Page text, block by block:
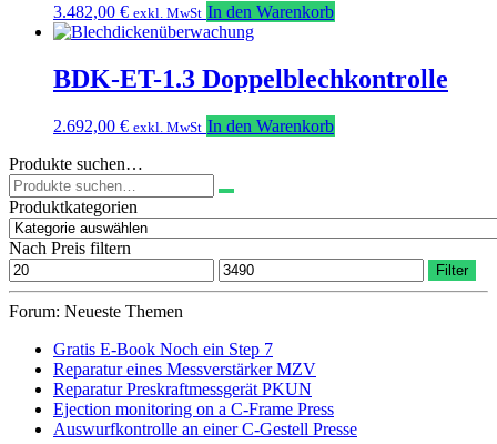
3.482,00 € exkl. MwSt In den Warenkorb
BDK-ET-1.3 Doppelblechkontrolle
2.692,00 € exkl. MwSt In den Warenkorb
Produkte suchen…
Suchen
nach:
Produktkategorien
Nach Preis filtern
Min.
Preis
Max.
Preis
Filter
Forum: Neueste Themen
Gratis E-Book Noch ein Step 7
Reparatur eines Messverstärker MZV
Reparatur Preskraftmessgerät PKUN
Ejection monitoring on a C-Frame Press
Auswurfkontrolle an einer C-Gestell Presse